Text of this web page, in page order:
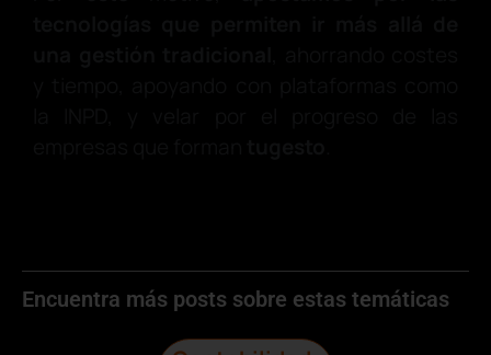
Encuentra más posts sobre estas temáticas